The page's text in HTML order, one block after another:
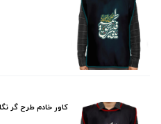
کاور خادم طرح گر